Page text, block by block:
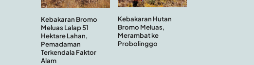
Kebakaran Bromo
Meluas Lalap 51
Hektare Lahan,
Pemadaman
Terkendala Faktor
Alam
Kebakaran Hutan
Bromo Meluas,
Merambat ke
Probolinggo